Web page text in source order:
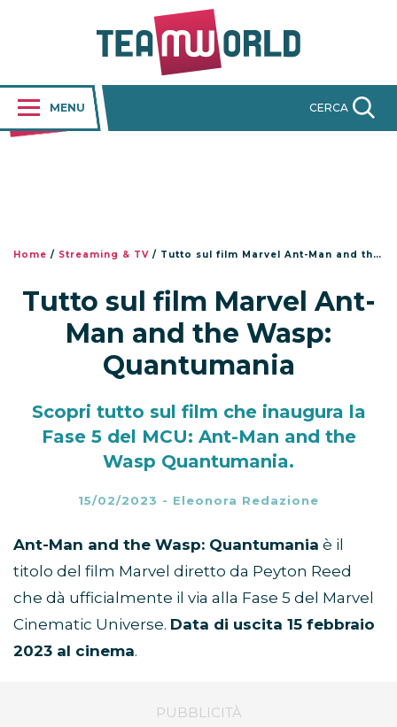
MENU CERCA
Home / Streaming & TV / Tutto sul film Marvel Ant-Man and the Wasp: Quantumania
Tutto sul film Marvel Ant-
Man and the Wasp:
Quantumania
Scopri tutto sul film che inaugura la
Fase 5 del MCU: Ant-Man and the
Wasp Quantumania.
15/02/2023 - Eleonora Redazione
Ant-Man and the Wasp: Quantumania è il
titolo del film Marvel diretto da Peyton Reed
che dà ufficialmente il via alla Fase 5 del Marvel
Cinematic Universe. Data di uscita 15 febbraio
2023 al cinema.